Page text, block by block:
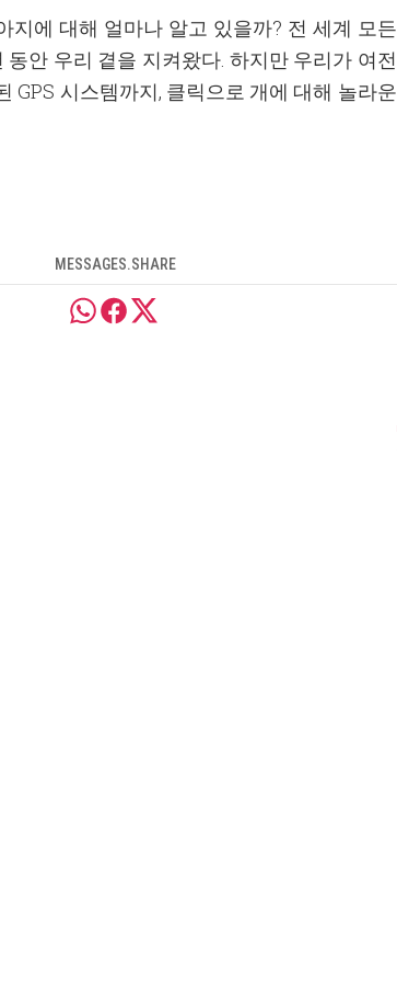
지에 대해 얼마나 알고 있을까? 전 세계 모든
안 우리 곁을 지켜왔다. 하지만 우리가 여전
GPS 시스템까지, 클릭으로 개에 대해 놀라운
MESSAGES.SHARE